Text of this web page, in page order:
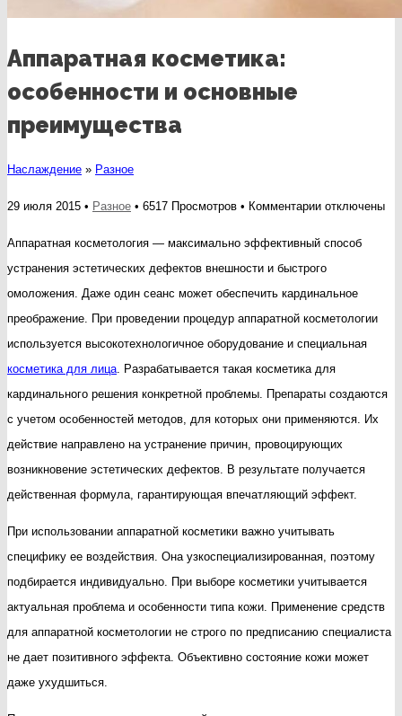
Аппаратная косметика:
особенности и основные
преимущества
Наслаждение » Разное
29 июля 2015 • Разное • 6517 Просмотров • Комментариикотключены
Аппаратная косметология — максимально эффективный способ
устранения эстетических дефектов внешности и быстрого
омоложения. Даже один сеанс может обеспечить кардинальное
преображение. При проведении процедур аппаратной косметологии
используется высокотехнологичное оборудование и специальная
косметика для лица . Разрабатывается такая косметика для
кардинального решения конкретной проблемы. Препараты создаются
с учетом особенностей методов, для которых они применяются. Их
действие направлено на устранение причин, провоцирующих
возникновение эстетических дефектов. В результате получается
действенная формула, гарантирующая впечатляющий эффект.
При использовании аппаратной косметики важно учитывать
специфику ее воздействия. Она узкоспециализированная, поэтому
подбирается индивидуально. При выборе косметики учитывается
актуальная проблема и особенности типа кожи. Применение средств
для аппаратной косметологии не строго по предписанию специалиста
не дает позитивного эффекта. Объективно состояние кожи может
даже ухудшиться.